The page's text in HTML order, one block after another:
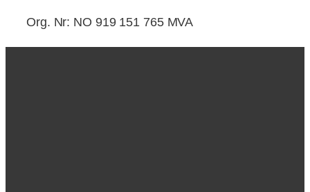
Org. Nr: NO 919 151 765 MVA